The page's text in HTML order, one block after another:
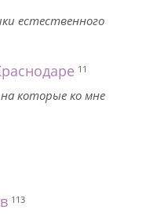
естественного
11
которые ко мне
113